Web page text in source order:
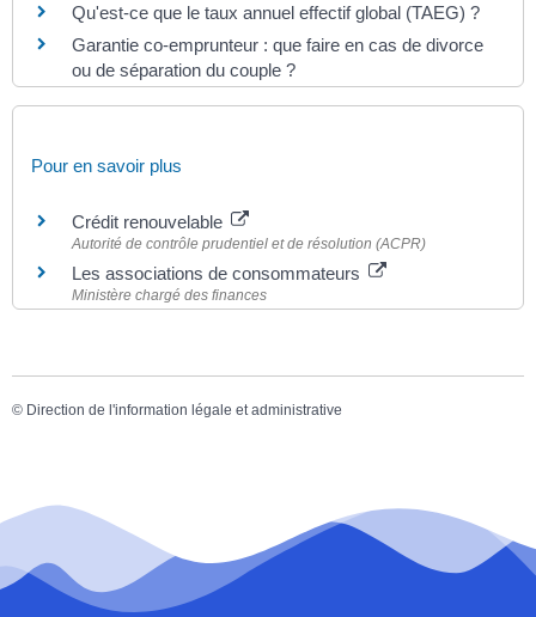
Qu'est-ce que le taux annuel effectif global (TAEG) ?
Garantie co-emprunteur : que faire en cas de divorce
ou de séparation du couple ?
Pour en savoir plus
Crédit renouvelable
Autorité de contrôle prudentiel et de résolution (ACPR)
Les associations de consommateurs
Ministère chargé des finances
© Direction de l'information légale et administrative